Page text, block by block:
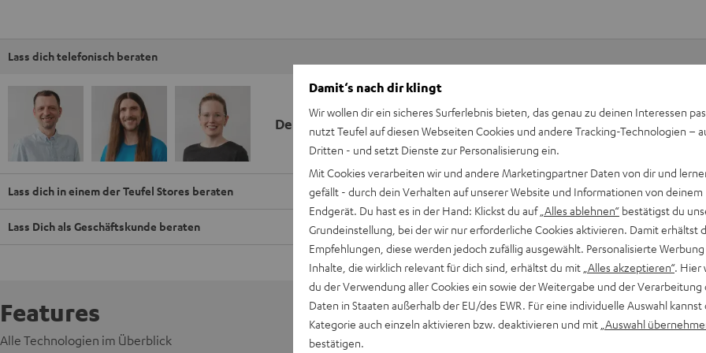
Lass dich telefonisch beraten
Deine Kaufberatung
Keinen Store in der Nähe? Kein
beraten dich auch persönlich am
Lass dich in einem der Teufel Stores beraten
Lass Dich als Geschäftskunde beraten
Features
Alle Technologien im Überblick
Damit‘s nach dir klingt
Wir wollen dir ein sicheres Surferlebnis bieten, das genau zu deinen Interessen
nutzt Teufel auf diesen Webseiten Cookies und andere Tracking-Technologien –
Dritten - und setzt Dienste zur Personalisierung ein.
Mit Cookies verarbeiten wir und andere Marketingpartner Daten von dir und
gefällt - durch dein Verhalten auf unserer Website und Informationen von deinem
Endgerät. Du hast es in der Hand: Klickst du auf „Alles ablehnen“ bestätigst du
Grundeinstellung, bei der wir nur erforderliche Cookies aktivieren. Damit erhältst
Empfehlungen, diese werden jedoch zufällig ausgewählt. Personalisierte
Inhalte, die wirklich relevant für dich sind, erhältst du mit „Alles akzeptieren“. Hier
du der Verwendung aller Cookies ein sowie der Weitergabe und der Verarbeitung
Daten in Staaten außerhalb der EU/des EWR. Für eine individuelle Auswahl kannst
Kategorie auch einzeln aktivieren bzw. deaktivieren und mit „Auswahl
bestätigen.